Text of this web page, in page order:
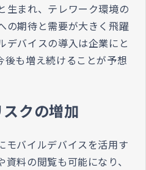
生まれ、テレワーク環境の
の期待と需要が大きく飛躍
デバイスの導入は企業にと
後も増え続けることが予想
クの増加
モバイルデバイスを活用す
料の閲覧も可能になり、